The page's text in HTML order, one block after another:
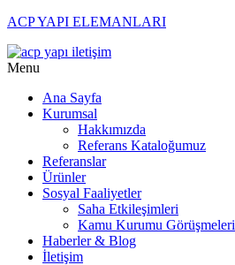
ACP YAPI ELEMANLARI
Menu
Ana Sayfa
Kurumsal
Hakkımızda
Referans Kataloğumuz
Referanslar
Ürünler
Sosyal Faaliyetler
Saha Etkileşimleri
Kamu Kurumu Görüşmeleri
Haberler & Blog
İletişim